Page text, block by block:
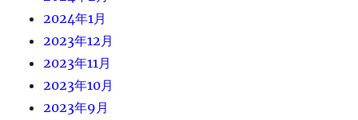
2024年1月
2023年12月
2023年11月
2023年10月
2023年9月